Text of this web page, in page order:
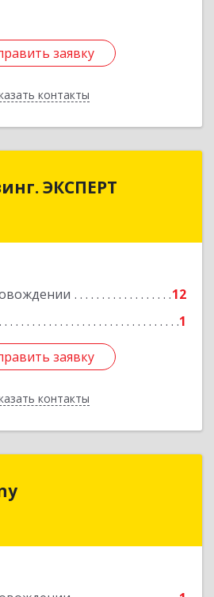
заявку
контакты
заявку
Назад
ЭКСПЕРТ
12
1
заявку
контакты
ЭКСПЕРТ
обл, Новошахтинск г,
заявку
Назад